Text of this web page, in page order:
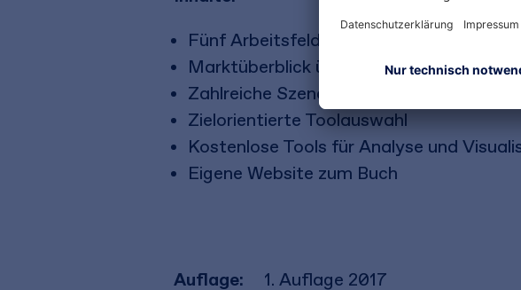
Fünf Arbeitsfelder der Web-Analyse für
Marktüberblick über Tools und
Zahlreiche Szenarien sowie Methoden
Zielorientierte Toolauswahl
Kostenlose Tools für Analyse und
Eigene Website zum Buch
Auflage:
1. Auflage 2017